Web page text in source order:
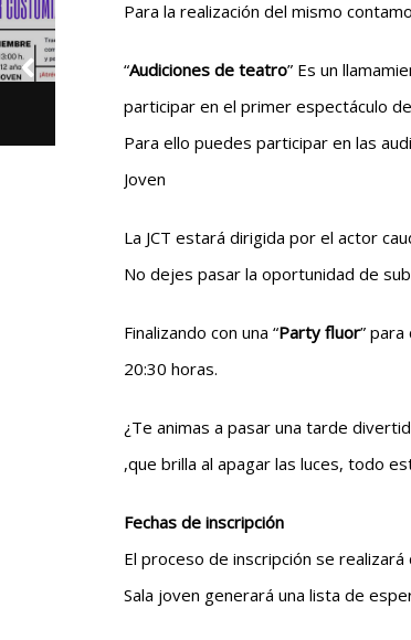
Para la realización del mismo
“Audiciones de teatro” Es un
participar en el primer espectáculo de
Para ello puedes participar en las
Joven
La JCT estará dirigida por el actor
No dejes pasar la oportunidad de
Finalizando con una “Party fluor”
20:30 horas.
¿Te animas a pasar una tarde
,que brilla al apagar las luces, todo
Fechas de inscripción
El proceso de inscripción se
Sala joven generará una lista de